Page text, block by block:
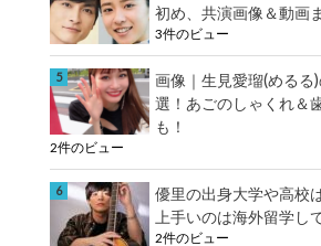
初め、共演画像＆動画
3件のビュー
画像｜生見愛瑠(めるる
選！あごのしゃくれ＆
も！
2件のビュー
優里の出身大学や高校
上手いのは海外留学し
2件のビュー